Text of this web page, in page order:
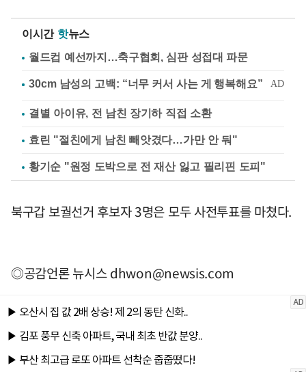
이시간 핫뉴스
월드컵 예선까지…축구협회, 심판 성접대 파문
결별 아이유, 전 남친 장기하 직접 소환
효린 "절친에게 남친 빼앗겼다…가만 안 둬"
황기순 "원정 도박으로 전 재산 잃고 필리핀 도피"
북구갑 보궐선거 후보자 3명은 모두 사전투표를 마쳤다.
◎공감언론 뉴시스dhwon@newsis.com